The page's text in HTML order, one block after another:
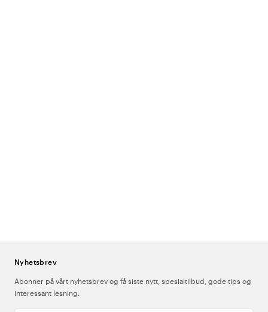
Nyhetsbrev
Abonner på vårt nyhetsbrev og få siste nytt, spesialtilbud, gode tips og
interessant lesning.